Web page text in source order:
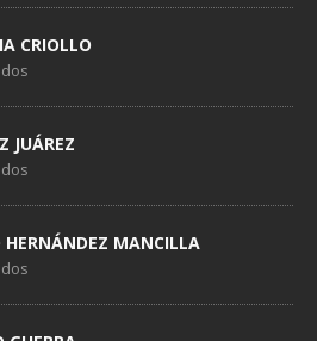
CRIOLLO
JUÁREZ
HERNÁNDEZ MANCILLA